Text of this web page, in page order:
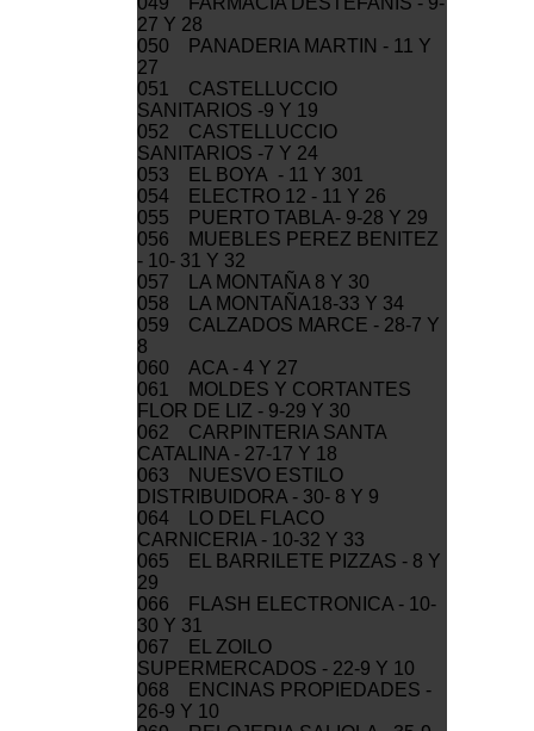
27 Y 28
050 PANADERIA MARTIN - 11 Y
27
051 CASTELLUCCIO
SANITARIOS -9 Y 19
052 CASTELLUCCIO
SANITARIOS -7 Y 24
053 EL BOYA - 11 Y 301
054 ELECTRO 12 - 11 Y 26
055 PUERTO TABLA- 9-28 Y 29
056 MUEBLES PEREZ BENITEZ
- 10- 31 Y 32
057 LA MONTAÑA 8 Y 30
058 LA MONTAÑA18-33 Y 34
059 CALZADOS MARCE - 28-7 Y
8
060 ACA - 4 Y 27
061 MOLDES Y CORTANTES
FLOR DE LIZ - 9-29 Y 30
062 CARPINTERIA SANTA
CATALINA - 27-17 Y 18
063 NUESVO ESTILO
DISTRIBUIDORA - 30- 8 Y 9
064 LO DEL FLACO
CARNICERIA - 10-32 Y 33
065 EL BARRILETE PIZZAS - 8 Y
29
066 FLASH ELECTRONICA - 10-
30 Y 31
067 EL ZOILO
SUPERMERCADOS - 22-9 Y 10
068 ENCINAS PROPIEDADES -
26-9 Y 10